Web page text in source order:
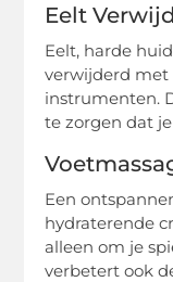
Eelt
Eelt, harde
verwijderd met
instrumenten.
te zorgen dat
Een
hydraterende
alleen om je
verbetert ook